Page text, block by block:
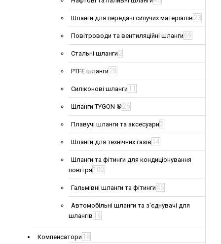
Шланги для передачі сипучих матеріалів 23
Повітроводи та вентиляційні шланги 69
Стальні шланги 2
PTFE шланги 28
Силіконові шланги 11
Шланги TYGON ® 26
Плавучі шланги та аксесуари 2
Шланги для технічних газів 14
Шланги та фітинги для кондиціонування
повітря 102
Гальмівні шланги та фітинги45
Автомобільні шланги та з'єднувачі для
шлангів 16
Компенсатори 18